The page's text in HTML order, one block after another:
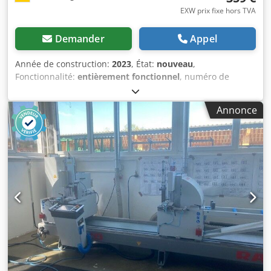
EXW prix fixe hors TVA
Demander Appel
Année de construction: 2023, État: nouveau,
Fonctionnalité: entièrement fonctionnel, numéro de
, Taille du champ de vision : 45
x 93 mm Dedpfxeyttq Us Abxeck Allumage automatique :
Non Les masques de soudage 3M™ Speedglas™ série 9100
protègent les yeux et le visage contre le rayonnement, la
chaleur et les projections, tout en permettant une vision
précise de la pièce à travailler. Avec le masque de soudage
automatique 3M™ Speedglas™ série 9100, vous bénéficiez
d'une cagoule avec fenêtres latérales en option et de sept
niveaux d'obscurcissement variables (5, 8 et 9–13) adaptés
à la plupart des procédés de soudage à l’arc. Le filtre de
soudage 3M™ Speedglas™ série 9100 offre une excellente
qualité optique, se traduisant par une obscurcissement
homogène et des distorsions minimales sur l’ensemble du
champ de vision du filtre. Doté de fenêtres latérales
optionnelles (teinte 5) qui élargissent le champ de vision.
Annonce